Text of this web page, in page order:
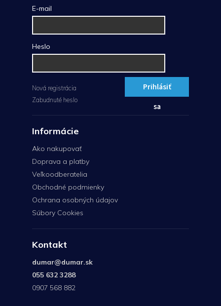
E-mail
Heslo
Prihlásiť
sa
Nová registrácia
Zabudnuté heslo
Informácie
Ako nakupovať
Doprava a platby
Veľkoodberatelia
Obchodné podmienky
Ochrana osobných údajov
Súbory Cookies
Kontakt
dumar@dumar.sk
055 632 3288
0907 568 882